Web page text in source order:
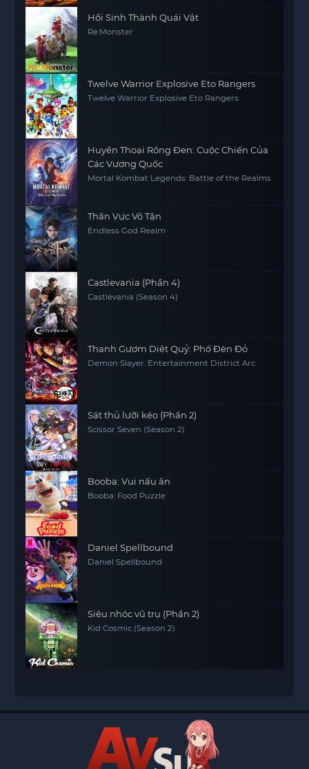
Hồi Sinh Thành Quái Vật
Re:Monster
Twelve Warrior Explosive Eto Rangers
Twelve Warrior Explosive Eto Rangers
Huyền Thoại Rồng Đen: Cuộc Chiến Của
Các Vương Quốc
Mortal Kombat Legends: Battle of the Realms
Thần Vực Vô Tận
Endless God Realm
Castlevania (Phần 4)
Castlevania (Season 4)
Thanh Gươm Diệt Quỷ: Phố Đèn Đỏ
Demon Slayer: Entertainment District Arc
Sát thủ lưỡi kéo (Phần 2)
Scissor Seven (Season 2)
Booba: Vui nấu ăn
Booba: Food Puzzle
Daniel Spellbound
Daniel Spellbound
Siêu nhóc vũ trụ (Phần 2)
Kid Cosmic (Season 2)